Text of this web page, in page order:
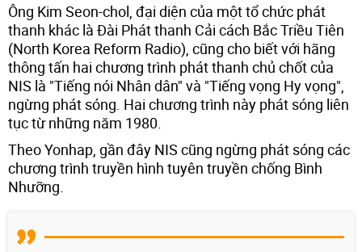
Ông Kim Seon-chol, đại diện của một tổ chức phát
thanh khác là Đài Phát thanh Cải cách Bắc Triều Tiên
(North Korea Reform Radio), cũng cho biết với hãng
thông tấn hai chương trình phát thanh chủ chốt của
NIS là "Tiếng nói Nhân dân" và "Tiếng vọng Hy vọng",
ngừng phát sóng. Hai chương trình này phát sóng liên
tục từ những năm 1980.
Theo Yonhap, gần đây NIS cũng ngừng phát sóng các
chương trình truyền hình tuyên truyền chống Bình
Nhưỡng.